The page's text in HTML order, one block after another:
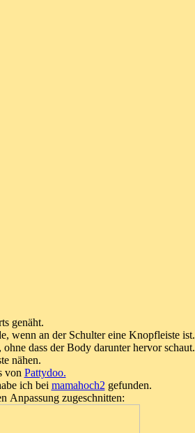
genäht.
wenn an der Schulter eine Knopfleiste ist.
dass der Body darunter hervor schaut.
nähen.
von Pattydoo.
ich bei mamahoch2 gefunden.
Anpassung zugeschnitten: